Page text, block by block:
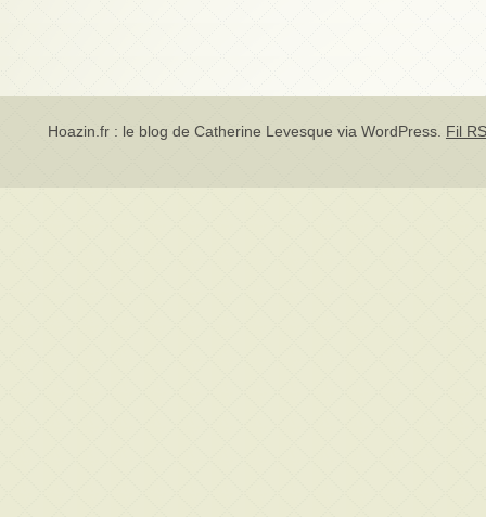
Hoazin.fr : le blog de Catherine Levesque via WordPress Fil